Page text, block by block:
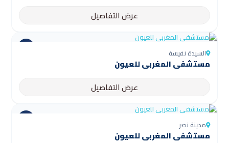
عرض التفاصيل
السيدة نفيسة
مستشفى المغربي للعيون
عرض التفاصيل
مدينة نصر
مستشفى المغربي للعيون